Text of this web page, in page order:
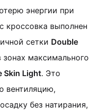
энергии при
кроссовка выполнен
сетки Double
зонах максимального
Skin Light. Это
вентиляцию,
без натирания,